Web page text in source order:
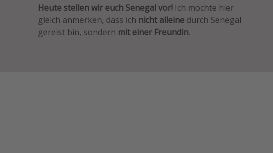
Heute stellen wir euch Senegal vor! Ich möchte hier
gleich anmerken, dass ich nicht alleine durch Senegal
gereist bin, sondern mit einer Freundin.